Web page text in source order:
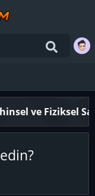
ve Fiziksel